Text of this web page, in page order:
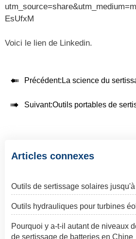
EsUfxM
Voici le lien de Linkedin.
 Précédent: La science du
 Suivant:Outils portables de
Articles connexes
Outils de sertissage solaires
Outils hydrauliques pour turbines
Pourquoi y a-t-il autant de niveaux
de sertissage de batteries en Chine